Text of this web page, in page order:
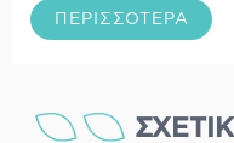
ΠΕΡΙΣΣΌΤΕΡΑ